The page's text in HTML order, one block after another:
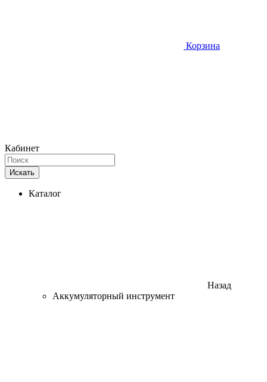
Корзина
Кабинет
Искать
Каталог
Назад
Аккумуляторный инструмент